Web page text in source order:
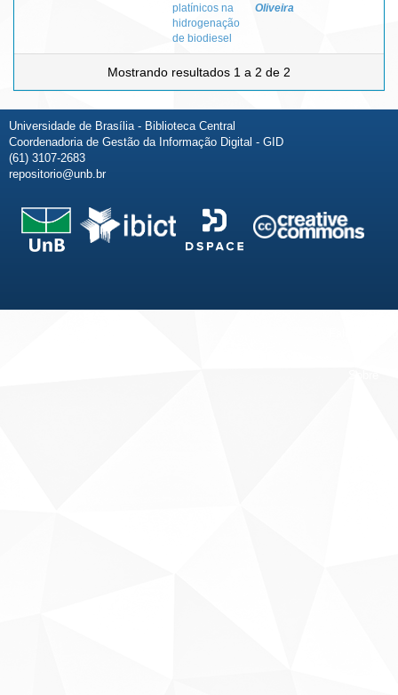
platínicos na
hidrogenação
de biodiesel
Oliveira
Mostrando resultados 1 a 2 de 2
Universidade de Brasília - Biblioteca Central
Coordenadoria de Gestão da Informação Digital - GID
(61) 3107-2683
repositorio@unb.br